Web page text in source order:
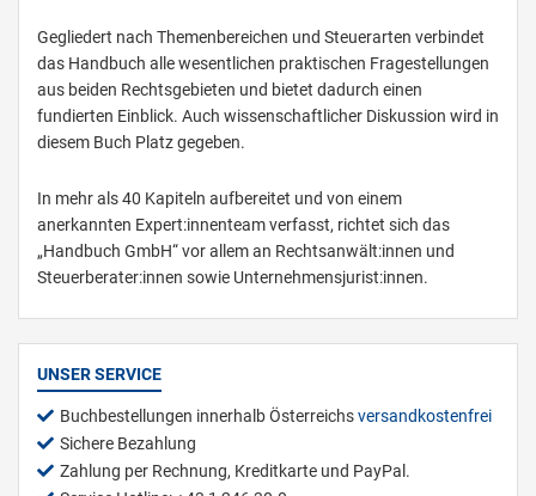
Gegliedert nach Themenbereichen und Steuerarten verbindet
das Handbuch alle wesentlichen praktischen Fragestellungen
aus beiden Rechtsgebieten und bietet dadurch einen
fundierten Einblick. Auch wissenschaftlicher Diskussion wird in
diesem Buch Platz gegeben.
In mehr als 40 Kapiteln aufbereitet und von einem
anerkannten Expert:innenteam verfasst, richtet sich das
„Handbuch GmbH“ vor allem an Rechtsanwält:innen und
Steuerberater:innen sowie Unternehmensjurist:innen.
UNSER SERVICE
Buchbestellungen innerhalb Österreichsversandkostenfrei
Sichere Bezahlung
Zahlung per Rechnung, Kreditkarte und PayPal.